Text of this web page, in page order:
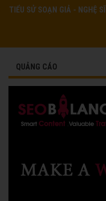
TIỂU SỬ SOẠN GIẢ - NGHỆ SĨ
QUẢNG CÁO